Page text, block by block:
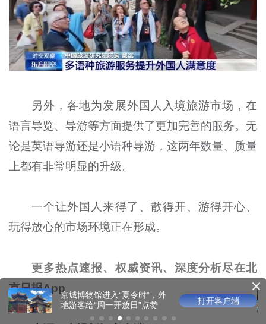
另外，各地为发展外国人入境旅游市场，在
语言导览、导游等方面提供了更加完善的服务。无
论是英语导游还是小语种导游，这两年数量、质量
上都有非常明显的升级。
一个让外国人来得了、散得开、游得开心、
玩得放心的市场环境正在形成。
更多热点速报、权威资讯、深度分析尽在北
京日报App
光影版乾隆花园邀观众沉浸
游园
打开客户端